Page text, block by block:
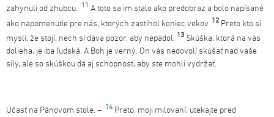
zahynuli od zhubcu. 11 A toto sa im stalo ako predobraz a bolo napísané
ako napomenutie pre nás, ktorých zastihol koniec vekov. 12 Preto kto si
myslí, že stojí, nech si dáva pozor, aby nepadol. 13 Skúška, ktorá na vás
dolieha, je iba ľudská. A Boh je verný. On vás nedovolí skúšať nad vaše
sily, ale so skúškou dá aj schopnosť, aby ste mohli vydržať.
Účasť na Pánovom stole. – 14 Preto, moji milovaní, utekajte pred